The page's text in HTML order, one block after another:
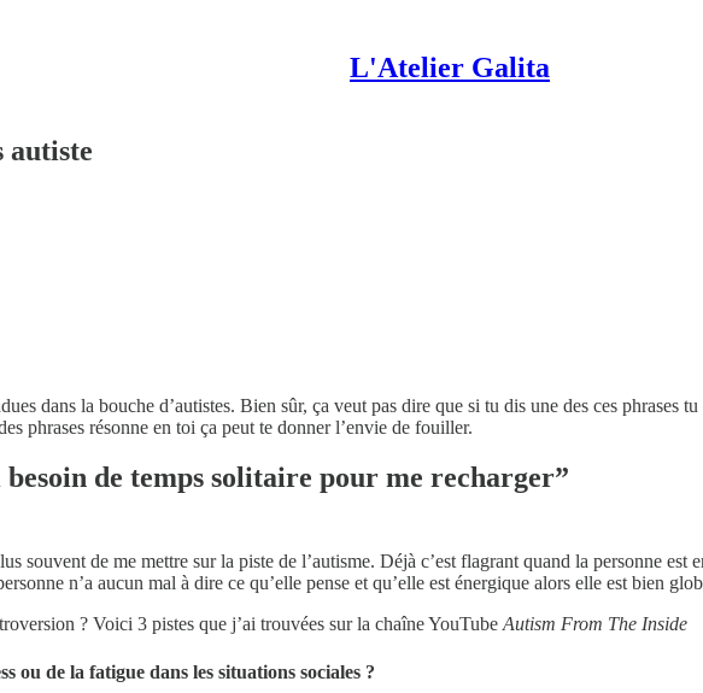
L'Atelier Galita
autiste
dans la bouche d’autistes. Bien sûr, ça veut pas dire que si tu dis une des ces phrases
phrases résonne en toi ça peut te donner l’envie de fouiller.
de temps solitaire pour me recharger”
souvent de me mettre sur la piste de l’autisme. Déjà c’est flagrant quand la personne est
n’a aucun mal à dire ce qu’elle pense et qu’elle est énergique alors elle est bien
? Voici 3 pistes que j’ai trouvées sur la chaîne YouTube Autism From The Inside
ou de la fatigue dans les situations sociales ?